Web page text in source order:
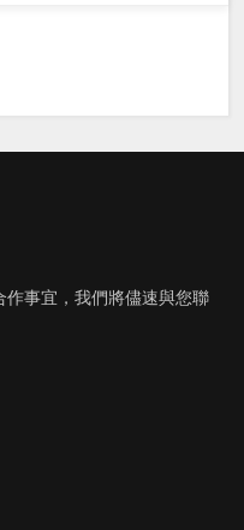
事宜，我們將儘速與您聯